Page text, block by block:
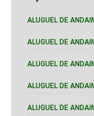
ALUGUEL DE
ALUGUEL DE
ALUGUEL DE
ALUGUEL DE
ALUGUEL DE